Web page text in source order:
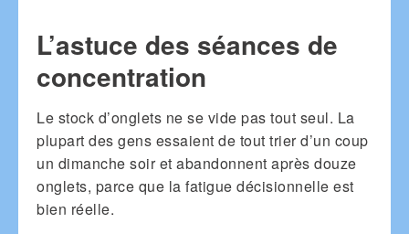
L’astuce des séances de
concentration
Le stock d’onglets ne se vide pas tout seul. La
plupart des gens essaient de tout trier d’un coup
un dimanche soir et abandonnent après douze
onglets, parce que la fatigue décisionnelle est
bien réelle.